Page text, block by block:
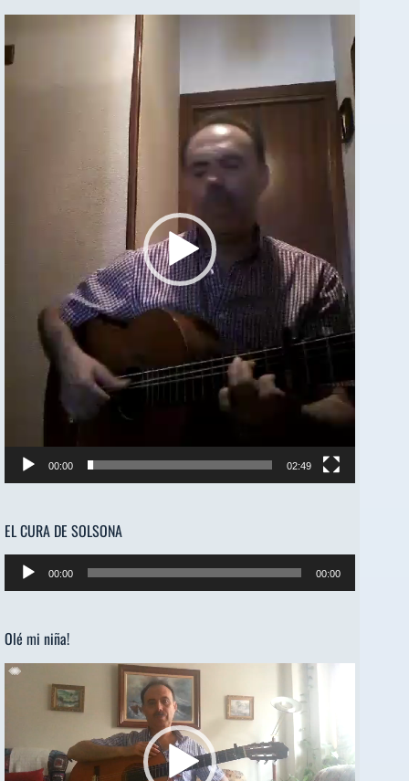
de
vídeo
00:00 02:49
EL CURA DE SOLSONA
Reproductor
de
00:00 00:00
Olé mi niña!
Reproductor